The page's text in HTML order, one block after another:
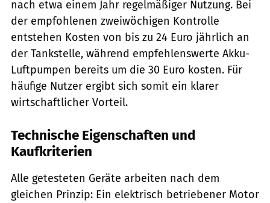
nach etwa einem Jahr regelmäßiger Nutzung. Bei
der empfohlenen zweiwöchigen Kontrolle
entstehen Kosten von bis zu 24 Euro jährlich an
der Tankstelle, während empfehlenswerte Akku-
Luftpumpen bereits um die 30 Euro kosten. Für
häufige Nutzer ergibt sich somit ein klarer
wirtschaftlicher Vorteil.
Technische Eigenschaften und
Kaufkriterien
Alle getesteten Geräte arbeiten nach dem
gleichen Prinzip: Ein elektrisch betriebener Motor